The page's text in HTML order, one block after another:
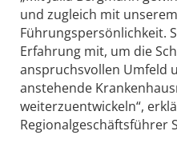
und zugleich mit
Führungspersönlichkeit.
Erfahrung mit, um die
anspruchsvollen Umfeld
anstehende
weiterzuentwickeln“,
Regionalgeschäftsführer